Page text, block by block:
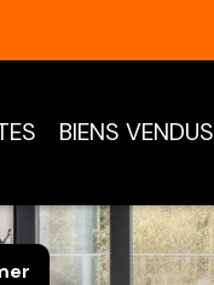
BIENS VENDUS